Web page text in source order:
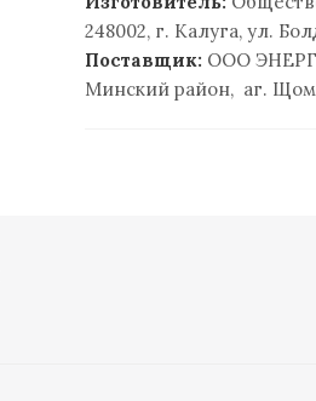
248002, г. Калуга, ул.
Поставщик: ООО
Минский район, аг.